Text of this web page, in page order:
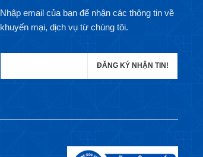
Nhập email của bạn để nhận các thông tin về
khuyến mại, dịch vụ từ chúng tôi.